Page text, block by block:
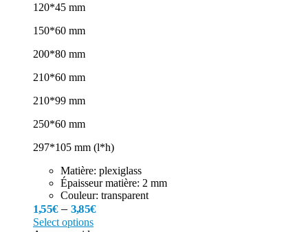
120*45 mm
150*60 mm
200*80 mm
210*60 mm
210*99 mm
250*60 mm
297*105 mm (l*h)
Matière: plexiglass
Épaisseur matière: 2 mm
Couleur: transparent
1,55€–3,85€
Select options